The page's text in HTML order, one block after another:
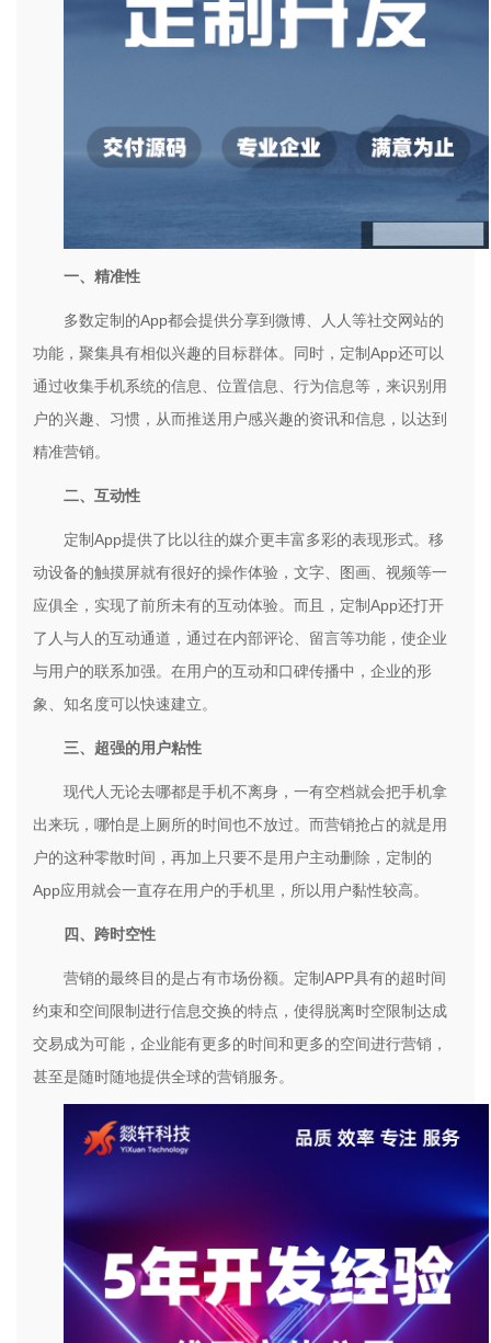
一、精准性
多数定制的App都会提供分享到微博、人人等社交网站的
功能，聚集具有相似兴趣的目标群体。同时，定制App还可以
通过收集手机系统的信息、位置信息、行为信息等，来识别用
户的兴趣、习惯，从而推送用户感兴趣的资讯和信息，以达到
精准营销。
二、互动性
定制App提供了比以往的媒介更丰富多彩的表现形式。移
动设备的触摸屏就有很好的操作体验，文字、图画、视频等一
应俱全，实现了前所未有的互动体验。而且，定制App还打开
了人与人的互动通道，通过在内部评论、留言等功能，使企业
与用户的联系加强。在用户的互动和口碑传播中，企业的形
象、知名度可以快速建立。
三、超强的用户粘性
现代人无论去哪都是手机不离身，一有空档就会把手机拿
出来玩，哪怕是上厕所的时间也不放过。而营销抢占的就是用
户的这种零散时间，再加上只要不是用户主动删除，定制的
App应用就会一直存在用户的手机里，所以用户黏性较高。
四、跨时空性
营销的最终目的是占有市场份额。定制APP具有的超时间
约束和空间限制进行信息交换的特点，使得脱离时空限制达成
交易成为可能，企业能有更多的时间和更多的空间进行营销，
甚至是随时随地提供全球的营销服务。